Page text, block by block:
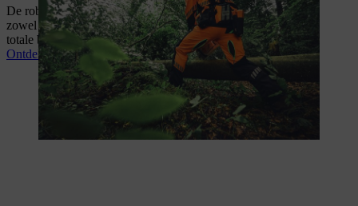
De robuuste DYNAMIC DuroTEC veiligheidskledij biedt
zowel professionals als veeleisende particuliere gebruikers
totale bewegingsvrijheid en comfort.
Ontdek de DYNAMIC kleding